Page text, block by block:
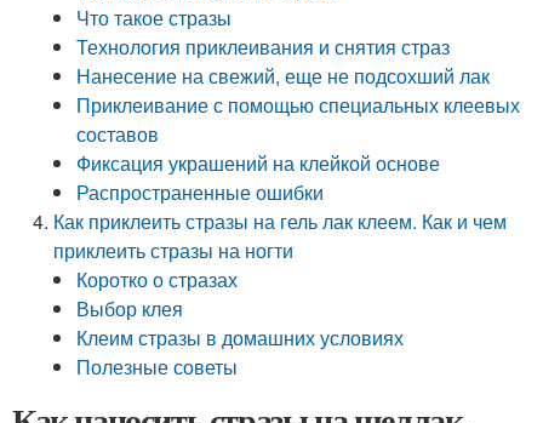
Что такое стразы
Технология приклеивания и снятия страз
Нанесение на свежий, еще не подсохший лак
Приклеивание с помощью специальных клеевых
составов
Фиксация украшений на клейкой основе
Распространенные ошибки
Как приклеить стразы на гель лак клеем. Как и чем
приклеить стразы на ногти
Коротко о стразах
Выбор клея
Клеим стразы в домашних условиях
Полезные советы